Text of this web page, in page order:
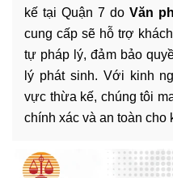
kế tại Quận 7 do Văn
cung cấp sẽ hỗ trợ
tự pháp lý, đảm bảo
lý phát sinh. Với kinh
vực thừa kế, chúng tôi
chính xác và an toàn cho